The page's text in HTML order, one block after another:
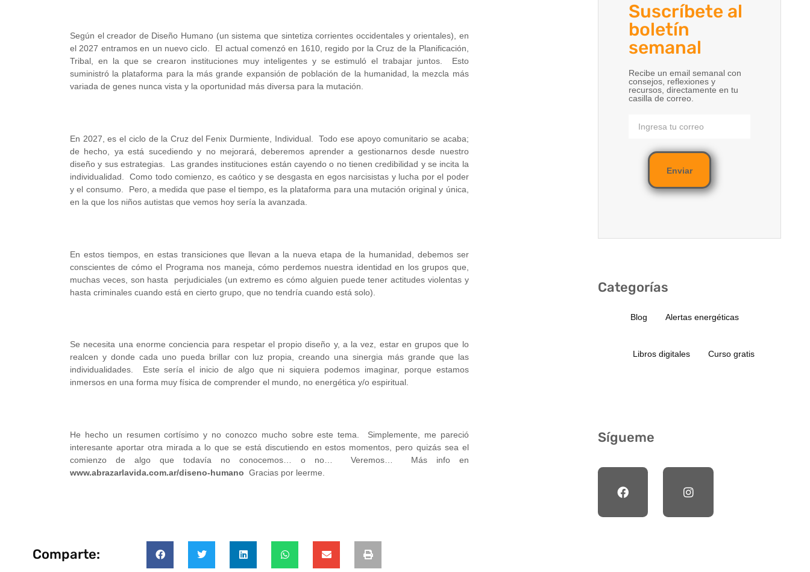
Según el creador de Diseño Humano (un sistema que sintetiza corrientes occidentales y orientales), en
el 2027 entramos en un nuevo ciclo. El actual comenzó en 1610, regido por la Cruz de la Planificación,
Tribal, en la que se crearon instituciones muy inteligentes y se estimuló el trabajar juntos. Esto
suministró la plataforma para la más grande expansión de población de la humanidad, la mezcla más
variada de genes nunca vista y la oportunidad más diversa para la mutación.
En 2027, es el ciclo de la Cruz del Fenix Durmiente, Individual. Todo ese apoyo comunitario se acaba;
de hecho, ya está sucediendo y no mejorará, deberemos aprender a gestionarnos desde nuestro
diseño y sus estrategias. Las grandes instituciones están cayendo o no tienen credibilidad y se incita la
individualidad. Como todo comienzo, es caótico y se desgasta en egos narcisistas y lucha por el poder
y el consumo. Pero, a medida que pase el tiempo, es la plataforma para una mutación original y única,
en la que los niños autistas que vemos hoy sería la avanzada.
En estos tiempos, en estas transiciones que llevan a la nueva etapa de la humanidad, debemos ser
conscientes de cómo el Programa nos maneja, cómo perdemos nuestra identidad en los grupos que,
muchas veces, son hasta perjudiciales (un extremo es cómo alguien puede tener actitudes violentas y
hasta criminales cuando está en cierto grupo, que no tendría cuando está solo).
Se necesita una enorme conciencia para respetar el propio diseño y, a la vez, estar en grupos que lo
realcen y donde cada uno pueda brillar con luz propia, creando una sinergia más grande que las
individualidades. Este sería el inicio de algo que ni siquiera podemos imaginar, porque estamos
inmersos en una forma muy física de comprender el mundo, no energética y/o espiritual.
He hecho un resumen cortísimo y no conozco mucho sobre este tema. Simplemente, me pareció
interesante aportar otra mirada a lo que se está discutiendo en estos momentos, pero quizás sea el
comienzo de algo que todavía no conocemos… o no… Veremos… Más info en
www.abrazarlavida.com.ar/diseno-humano Gracias por leerme.
Comparte:
Suscríbete al
boletín
semanal
Recibe un email semanal con
consejos, reflexiones y
recursos, directamente en tu
casilla de correo.
Enviar
Categorías
Blog Alertas energéticas
Libros digitales Curso gratis
Sígueme